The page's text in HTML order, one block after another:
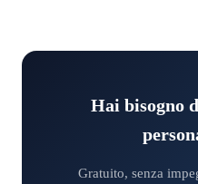
Hai bisogno
Gratuito, senza